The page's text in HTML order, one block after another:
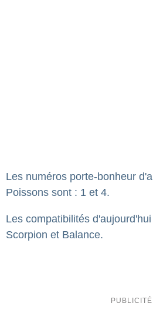
Les numéros porte-bonheur
Poissons sont : 1 et 4.
Les compatibilités
Scorpion et Balance.